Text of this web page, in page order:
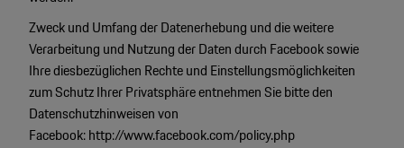
Zweck und Umfang der Datenerhebung und die weitere
Verarbeitung und Nutzung der Daten durch Facebook sowie
Ihre diesbezüglichen Rechte und Einstellungsmöglichkeiten
zum Schutz Ihrer Privatsphäre entnehmen Sie bitte den
Datenschutzhinweisen von
Facebook:http://www.facebook.com/policy.php